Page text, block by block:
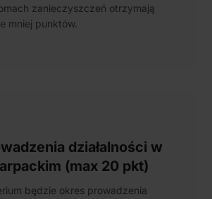
zanieczyszczeń otrzymają
mniej punktów.
działalności w
(max 20 pkt)
będzie okres prowadzenia